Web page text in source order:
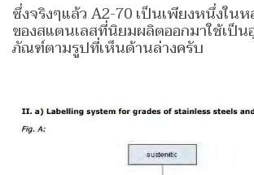
ซึ่งจริงๆแล้ว A2-70 เป็นเพียงหนึ่งใน
ของสแตนเลสที่นิยมผลิตออกมาใช้เป็
ภัณฑ์ตามรูปที่เห็นด้านล่างครับ